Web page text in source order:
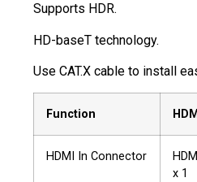
Supports HDR.
HD-baseT technology.
Use CAT.X cable to install
Function
HDMI In Connector
x 1